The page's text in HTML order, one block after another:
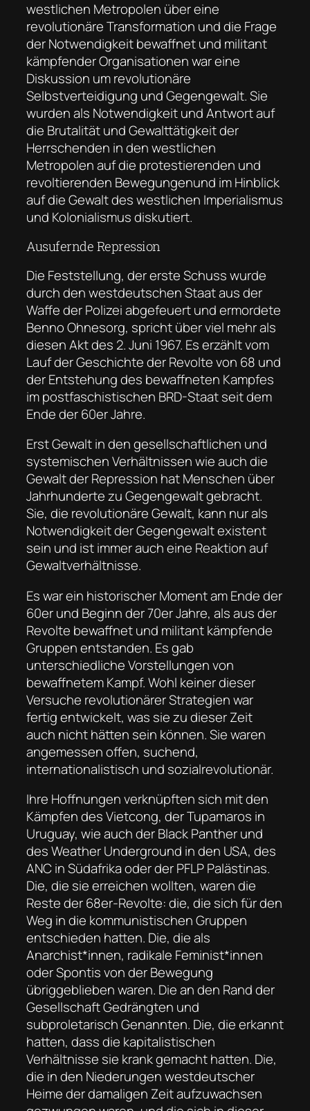
westlichen Metropolen über eine
revolutionäre Transformation und die Frage
der Notwendigkeit bewaffnet und militant
kämpfender Organisationen war eine
Diskussion um revolutionäre
Selbstverteidigung und Gegengewalt. Sie
wurden als Notwendigkeit und Antwort auf
die Brutalität und Gewalttätigkeit der
Herrschenden in den westlichen
Metropolen auf die protestierenden und
revoltierenden Bewegungenund im Hinblick
auf die Gewalt des westlichen Imperialismus
und Kolonialismus diskutiert.
Ausufernde Repression
Die Feststellung, der erste Schuss wurde
durch den westdeutschen Staat aus der
Waffe der Polizei abgefeuert und ermordete
Benno Ohnesorg, spricht über viel mehr als
diesen Akt des 2. Juni 1967. Es erzählt vom
Lauf der Geschichte der Revolte von 68 und
der Entstehung des bewaffneten Kampfes
im postfaschistischen BRD-Staat seit dem
Ende der 60er Jahre.
Erst Gewalt in den gesellschaftlichen und
systemischen Verhältnissen wie auch die
Gewalt der Repression hat Menschen über
Jahrhunderte zu Gegengewalt gebracht.
Sie, die revolutionäre Gewalt, kann nur als
Notwendigkeit der Gegengewalt existent
sein und ist immer auch eine Reaktion auf
Gewaltverhältnisse.
Es war ein historischer Moment am Ende der
60er und Beginn der 70er Jahre, als aus der
Revolte bewaffnet und militant kämpfende
Gruppen entstanden. Es gab
unterschiedliche Vorstellungen von
bewaffnetem Kampf. Wohl keiner dieser
Versuche revolutionärer Strategien war
fertig entwickelt, was sie zu dieser Zeit
auch nicht hätten sein können. Sie waren
angemessen offen, suchend,
internationalistisch und sozialrevolutionär.
Ihre Hoffnungen verknüpften sich mit den
Kämpfen des Vietcong, der Tupamaros in
Uruguay, wie auch der Black Panther und
des Weather Underground in den USA, des
ANC in Südafrika oder der PFLP Palästinas.
Die, die sie erreichen wollten, waren die
Reste der 68er-Revolte: die, die sich für den
Weg in die kommunistischen Gruppen
entschieden hatten. Die, die als
Anarchist*innen, radikale Feminist*innen
oder Spontis von der Bewegung
übriggeblieben waren. Die an den Rand der
Gesellschaft Gedrängten und
subproletarisch Genannten. Die, die erkannt
hatten, dass die kapitalistischen
Verhältnisse sie krank gemacht hatten. Die,
die in den Niederungen westdeutscher
Heime der damaligen Zeit aufzuwachsen